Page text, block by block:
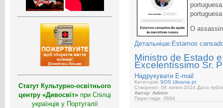
Статут Культурно-освітнього
центру «Дивосвіт» при Спілці
українців у Португалії
O
Детальніше:Estamos
Ministro de Estado
Excelentíssimo Sr.
Надрукувати E-mail
Категорія: SOS Ukrania pt
Створено: 08 липня 2024 Дата
Автор: Admin
Перегляди: 3684